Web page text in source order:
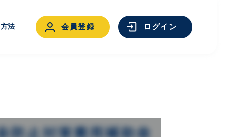
法 会員登録 ログイン